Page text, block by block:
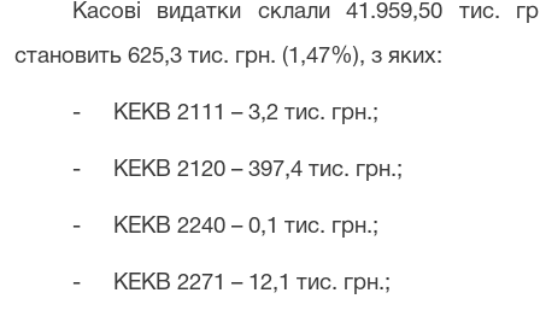
Касові видатки склали 41.959,50 тис.
становить 625,3 тис. грн. (1,47%), з яких:
- КЕКВ 2111 – 3,2 тис. грн.;
- КЕКВ 2120 – 397,4 тис. грн.;
- КЕКВ 2240 – 0,1 тис. грн.;
- КЕКВ 2271 – 12,1 тис. грн.;